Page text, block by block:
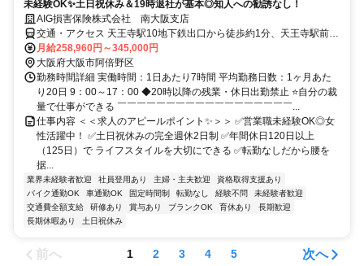
未経験OK✨土日祝休み＆19時退社が基本◎知人への勧誘なし！
AIG損害保険株式会社 南大阪支店
交通・アクセス 天王寺駅10地下鉄出口から徒歩約1分、天王寺駅前駅
出口2出口から徒歩約1分
月給258,960円～345,000円
大阪府大阪市阿倍野区
勤務時間詳細 実働時間：1日あたり7時間 平均勤務日数：1ヶ月あた
り20日 9：00～17：00 ◆20時以降の残業・休日出勤禁止 ⭐自分の裁
量で仕事ができる ￣￣￣￣￣￣￣￣￣￣￣￣￣￣￣￣￣￣...
仕事内容 ＜＜求人のアピールポイント✨＞＞ ✅営業職未経験OK◎女
性活躍中！ ✅土日祝休みの完全週休2日制 ✅年間休日120日以上
（125日）で ライフスタイルを大切にできる ✅転勤なしだから腰を
据...
業界未経験者歓迎 社員登用あり 主婦・主夫歓迎
資格取得支援あり
バイク通勤OK
車通勤OK 固定時間制 転勤なし 経験不問
未経験者歓迎
交通費全額支給
研修あり 賞与あり ブランクOK 育休あり
長期歓迎
長期休暇あり
土日祝休み
前へ 1 2 3 4 5 次へ